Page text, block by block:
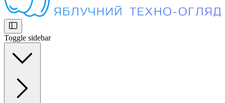
Toggle sidebar